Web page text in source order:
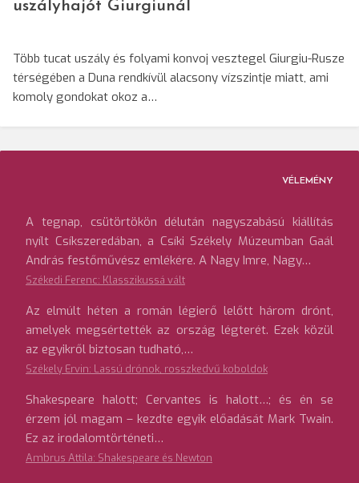
uszályhajót Giurgiunál
Több tucat uszály és folyami konvoj vesztegel Giurgiu-Rusze
térségében a Duna rendkívül alacsony vízszintje miatt, ami
komoly gondokat okoz a…
VÉLEMÉNY
A tegnap, csütörtökön délután nagyszabású kiállítás
nyílt Csíkszeredában, a Csíki Székely Múzeumban Gaál
András festőművész emlékére. A Nagy Imre, Nagy…
Székedi Ferenc: Klasszikussá vált
Az elmúlt héten a román légierő lelőtt három drónt,
amelyek megsértették az ország légterét. Ezek közül
az egyikről biztosan tudható,…
Székely Ervin: Lassú drónok, rosszkedvű koboldok
Shakespeare halott; Cervantes is halott…; és én se
érzem jól magam – kezdte egyik előadását Mark Twain.
Ez az irodalomtörténeti…
Ambrus Attila: Shakespeare és Newton